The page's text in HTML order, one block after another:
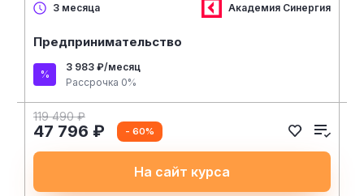
3 месяца Академия Синергия
Предпринимательство
3 983 ₽/месяц
Рассрочка 0%
119 490 ₽
47 796 ₽ - 60%
На сайт курса